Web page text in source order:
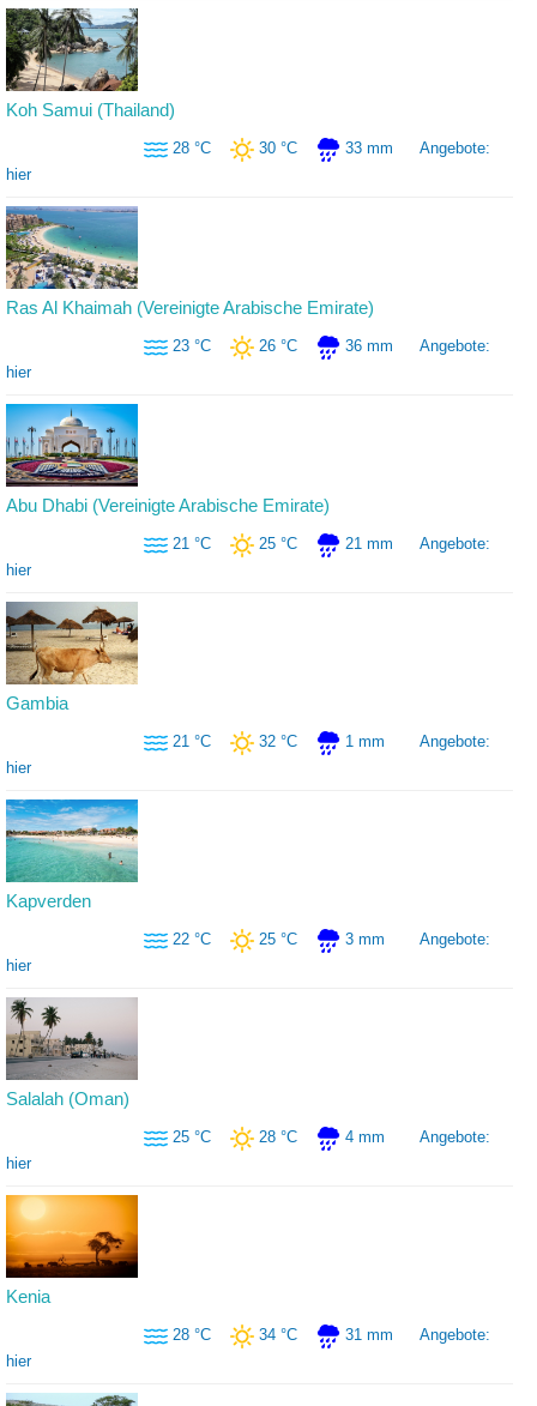
Koh Samui (Thailand)
28 °C 30 °C 33 mm
Angebote:
hier
Ras Al Khaimah (Vereinigte Arabische Emirate)
23 °C 26 °C 36 mm
Angebote:
hier
Abu Dhabi (Vereinigte Arabische Emirate)
21 °C 25 °C 21 mm
Angebote:
hier
Gambia
21 °C 32 °C 1 mm
Angebote:
hier
Kapverden
22 °C 25 °C 3 mm
Angebote:
hier
Salalah (Oman)
25 °C 28 °C 4 mm
Angebote:
hier
Kenia
28 °C 34 °C 31 mm
Angebote:
hier